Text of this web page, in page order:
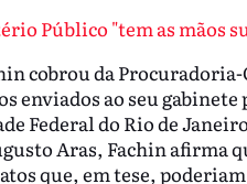
Público "tem as mãos
cobrou da
enviados ao seu
Federal do Rio de
Aras, Fachin afirma
que, em tese,